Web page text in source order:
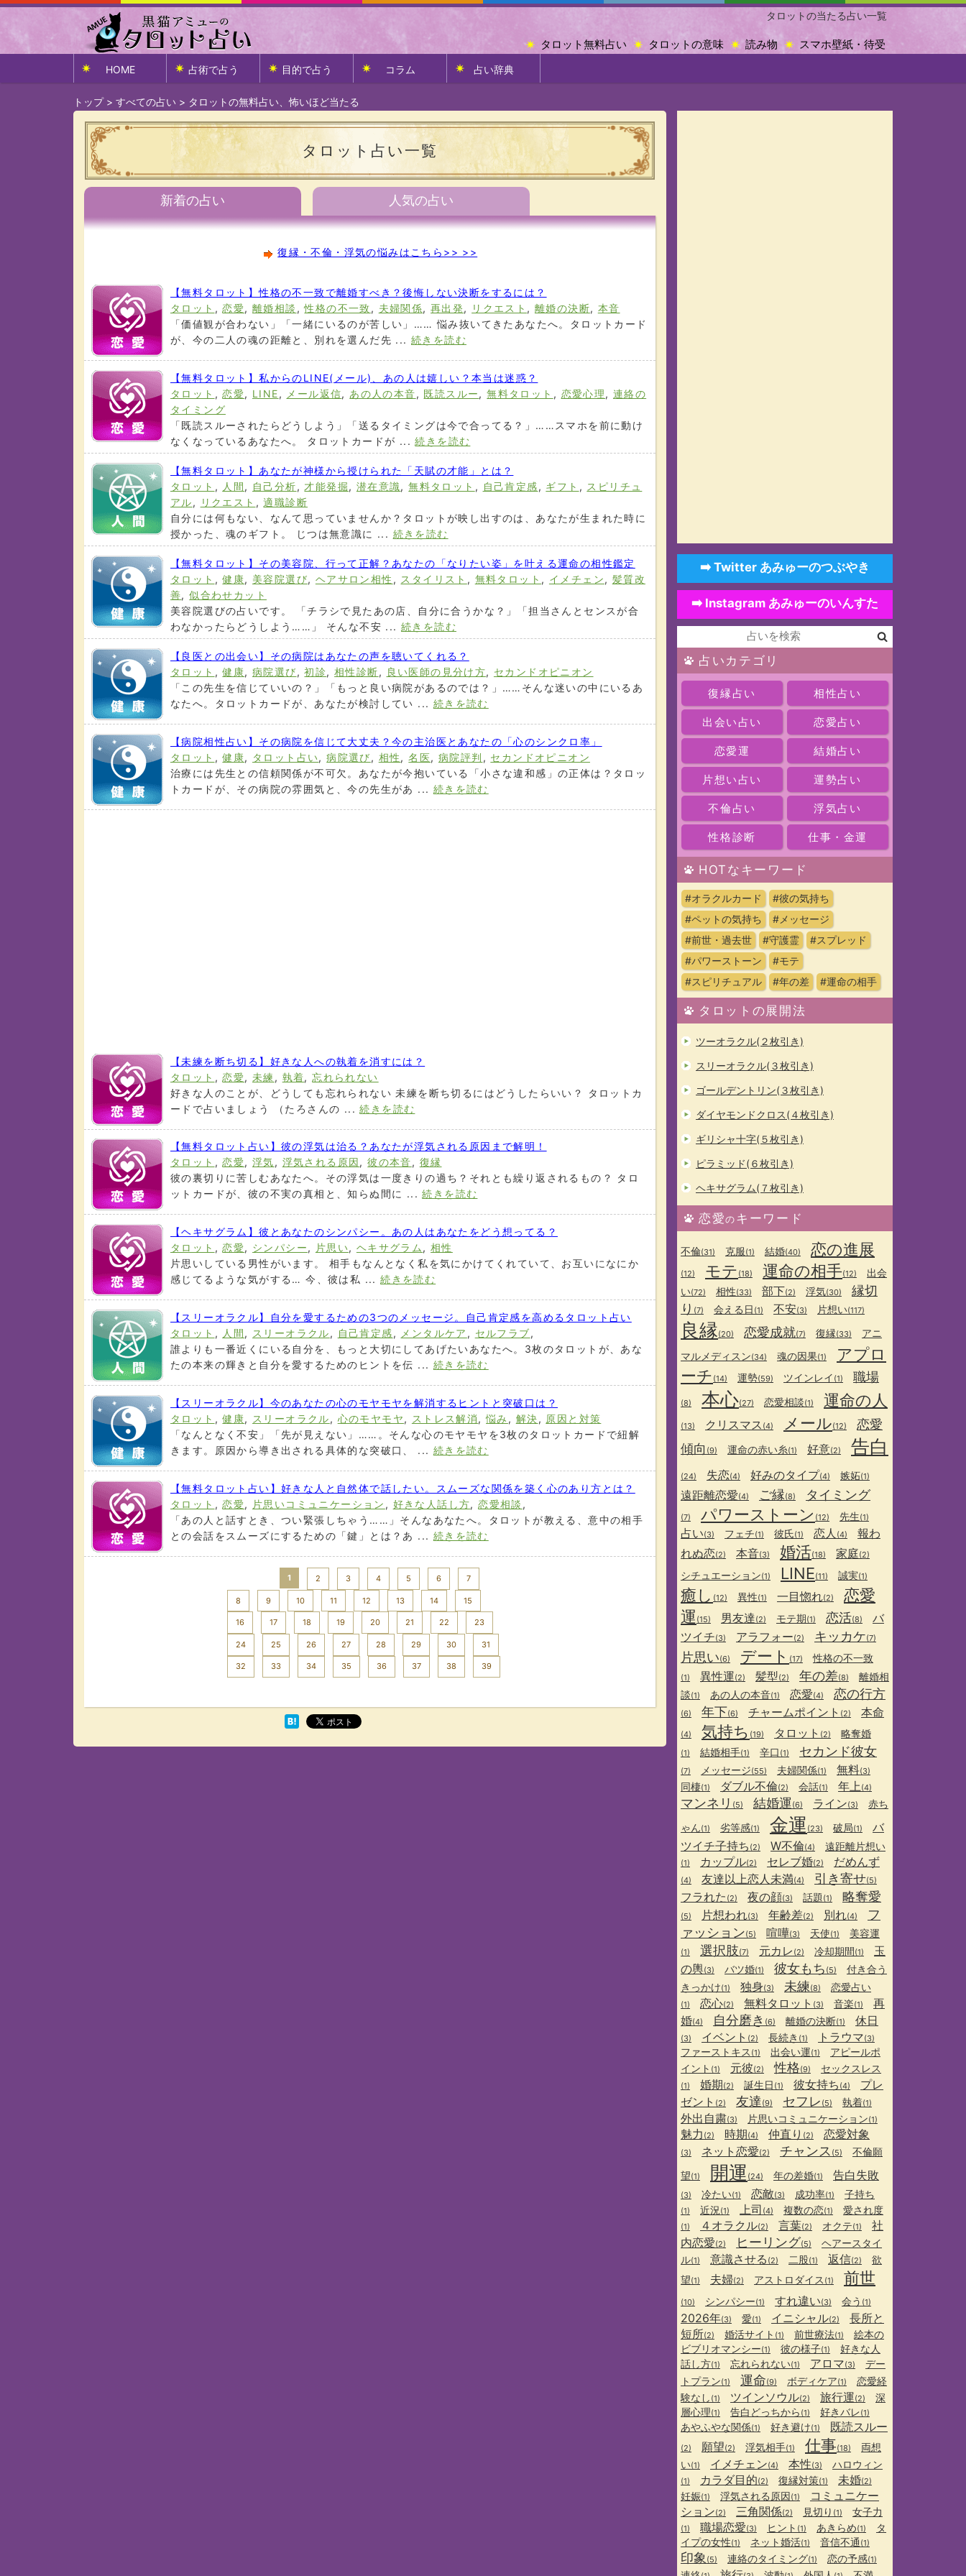
タロットの当たる占い一覧
スマホ壁紙・待受
読み物
タロットの意味
タロット無料占い
HOME 占術で占う 目的で占う コラム 占い辞典
トップ> すべての占い > タロットの無料占い、怖いほど当たる
タロット占い一覧
新着の占い 人気の占い
復縁・不倫・浮気の悩みはこちら>> >>
【無料タロット】性格の不一致で離婚すべき？後悔しない決断をするには？
タロット ,恋愛,離婚相談 ,性格の不一致, 夫婦関係,再出発, リクエスト , 離婚の決断, 本音
「価値観が合わない」「一緒にいるのが苦しい」…… 悩み抜いてきたあなたへ。タロットカード
が、今の二人の魂の距離と、別れを選んだ先 ... 続きを読む
【無料タロット】私からのLINE(メール)、あの人は嬉しい？本当は迷惑？
タロット ,恋愛, LINE, メール返信, あの人の本音, 既読スルー,無料タロット , 恋愛心理, 連絡の
タイミング
「既読スルーされたらどうしよう」「送るタイミングは今で合ってる？」……スマホを前に動け
なくなっているあなたへ。 タロットカードが ...続きを読む
【無料タロット】あなたが神様から授けられた「天賦の才能」とは？
タロット , 人間, 自己分析, 才能発掘, 潜在意識,無料タロット , 自己肯定感, ギフト , スピリチュ
アル, リクエスト ,適職診断
自分には何もない、なんて思っていませんか？タロットが映し出すのは、あなたが生まれた時に
授かった、魂のギフト。 じつは無意識に ... 続きを読む
【無料タロット】その美容院、行って正解？あなたの「なりたい姿」を叶える運命の相性鑑定
タロット ,健康, 美容院選び, ヘアサロン相性 , スタイリスト , 無料タロット , イメチェン, 髪質改
善,似合わせカット
美容院選びの占いです。 「チラシで見たあの店、自分に合うかな？」「担当さんとセンスが合
わなかったらどうしよう……」 そんな不安 ... 続きを読む
【良医との出会い】その病院はあなたの声を聴いてくれる？
タロット ,健康,病院選び,初診,相性診断, 良い医師の見分け方, セカンドオピニオン
「この先生を信じていいの？」「もっと良い病院があるのでは？」……そんな迷いの中にいるあ
なたへ。タロットカードが、あなたが検討してい ... 続きを読む
【病院相性占い】その病院を信じて大丈夫？今の主治医とあなたの「心のシンクロ率」
タロット ,健康, タロット占い,病院選び, 相性,名医, 病院評判 , セカンドオピニオン
治療には先生との信頼関係が不可欠。あなたが今抱いている「小さな違和感」の正体は？タロッ
トカードが、その病院の雰囲気と、今の先生があ ... 続きを読む
【未練を断ち切る】好きな人への執着を消すには？
タロット ,恋愛,未練 , 執着,忘れられない
好きな人のことが、どうしても忘れられない 未練を断ち切るにはどうしたらいい？ タロットカ
ードで占いましょう （たろさんの ...続きを読む
【無料タロット占い】彼の浮気は治る？あなたが浮気される原因まで解明！
タロット ,恋愛,浮気, 浮気される原因 ,彼の本音, 復縁
彼の裏切りに苦しむあなたへ。その浮気は一度きりの過ち？それとも繰り返されるもの？ タロ
ットカードが、彼の不実の真相と、知らぬ間に ...続きを読む
【ヘキサグラム】彼とあなたのシンパシー。あの人はあなたをどう想ってる？
タロット ,恋愛, シンパシー, 片思い, ヘキサグラム,相性
片思いしている男性がいます。 相手もなんとなく私を気にかけてくれていて、お互いになにか
感じてるような気がする… 今、彼は私 ...続きを読む
【スリーオラクル】自分を愛するための3つのメッセージ。自己肯定感を高めるタロット占い
タロット , 人間, スリーオラクル, 自己肯定感, メンタルケア , セルフラブ,
誰よりも一番近くにいる自分を、もっと大切にしてあげたいあなたへ。3枚のタロットが、あな
たの本来の輝きと自分を愛するためのヒントを伝 ... 続きを読む
【スリーオラクル】今のあなたの心のモヤモヤを解消するヒントと突破口は？
タロット ,健康, スリーオラクル, 心のモヤモヤ, ストレス解消,悩み , 解決, 原因と対策
「なんとなく不安」「先が見えない」……。そんな心のモヤモヤを3枚のタロットカードで紐解
きます。原因から導き出される具体的な突破口、 ... 続きを読む
【無料タロット占い】好きな人と自然体で話したい。スムーズな関係を築く心のあり方とは？
タロット ,恋愛, 片思いコミュニケーション , 好きな人話し方,恋愛相談 ,
「あの人と話すとき、つい緊張しちゃう……」そんなあなたへ。タロットが教える、意中の相手
との会話をスムーズにするための「鍵」とは？あ ... 続きを読む
1 2 3 4 5 6 7
8 9 10 11 12 13 14 15
16 17 18 19 20 21 22 23
24 25 26 27 28 29 30 31
32 33 34 35 36 37 38 39
➡️ Twitter あみゅーのつぶやき
➡️ Instagram あみゅーのいんすた
占いカテゴリ
復縁占い 相性占い
出会い占い 恋愛占い
恋愛運 結婚占い
片想い占い 運勢占い
不倫占い 浮気占い
性格診断 仕事・金運
HOTなキーワード
#オラクルカード
#彼の気持ち
#ペットの気持ち
#メッセージ
#前世・過去世
#守護霊
#スプレッド
#パワーストーン
#モテ
#スピリチュアル
#年の差 #運命の相手
タロットの展開法
ツーオラクル(２枚引き)
スリーオラクル(３枚引き)
ゴールデントリン(３枚引き)
ダイヤモンドクロス(４枚引き)
ギリシャ十字(５枚引き)
ピラミッド(６枚引き)
ヘキサグラム(７枚引き)
恋愛のキーワード
不倫(31) 克服(1) 結婚(40) 恋の進展
(12) モテ (18) 運命の相手(12)
出会
い(72) 相性(33) 部下(2) 浮気(30)
縁切
り (7) 会える日 (1) 不安(3) 片想い(117)
良縁(20) 恋愛成就(7) 復縁(33)
アニ
マルメディスン(34) 魂の因果(1)
アプロ
ーチ (14) 運勢(59) ツインレイ (1) 職場
(8) 本心(27) 恋愛相談(1) 運命の人
(13) クリスマス (4) メール(12)
恋愛
傾向 (9) 運命の赤い糸(1) 好意(2) 告白
(24) 失恋(4) 好みのタイプ(4) 嫉妬(1)
遠距離恋愛(4) ご縁(8) タイミング
(7) パワーストーン (12) 先生(1)
占い(3) フェチ(1) 彼氏(1) 恋人 (4)
報わ
れぬ恋(2) 本音(3) 婚活(18) 家庭(2)
シチュエーション(1) LINE(11) 誠実(1)
癒し (12) 異性(1) 一目惚れ(2)
恋愛
運 (15) 男友達(2) モテ期(1) 恋活(8)
バ
ツイチ(3) アラフォー(2) キッカケ(7)
片思い(6) デート (17) 性格の不一致
(1) 異性運(2) 髪型(2) 年の差(8)
離婚相
談(1) あの人の本音(1) 恋愛(4) 恋の行方
(6) 年下(6) チャームポイント (2) 本命
(4) 気持ち (19) タロット (2) 略奪婚
(1) 結婚相手(1) 辛口 (1) セカンド彼女
(7) メッセージ(55) 夫婦関係(1) 無料(3)
同棲(1) ダブル不倫(2) 会話(1) 年上(4)
マンネリ (5) 結婚運(6) ライン(3)
赤ち
ゃん(1) 劣等感(1) 金運 (23) 破局(1)
バ
ツイチ子持ち (2) W不倫(4) 遠距離片想い
(1) カップル(2) セレブ婚(2) だめんず
(4) 友達以上恋人未満(4) 引き寄せ(5)
フラれた (2) 夜の顔(3) 話題(1) 略奪愛
(5) 片想われ(3) 年齢差(2) 別れ(4)
フ
ァッション(5) 喧嘩(3) 天使(1) 美容運
(1) 選択肢(7) 元カレ (2) 冷却期間(1)
玉
の輿(3) バツ婚(1) 彼女もち (5)
付き合う
きっかけ(1) 独身(3) 未練(8) 恋愛占い
(1) 恋心(2) 無料タロット (3) 音楽(1)
再
婚(4) 自分磨き (6) 離婚の決断(1) 休日
(3) イベント (2) 長続き (1) トラウマ(3)
ファーストキス (1) 出会い運(1)
アピールポ
イント (1) 元彼(2) 性格(9) セックスレス
(1) 婚期(2) 誕生日 (1) 彼女持ち (4)
プレ
ゼント (2) 友達 (9) セフレ (5) 執着(1)
外出自粛(3) 片思いコミュニケーション(1)
魅力 (2) 時期(4) 仲直り (2) 恋愛対象
(3) ネット恋愛(2) チャンス (5)
不倫願
望(1) 開運 (24) 年の差婚(1) 告白失敗
(3) 冷たい(1) 恋敵(3) 成功率(1) 子持ち
(1) 近況 (1) 上司 (4) 複数の恋(1) 愛され度
(1) ４オラクル(2) 言葉(2) オクテ(1)
社
内恋愛(2) ヒーリング(5)
ヘアースタイ
ル(1) 意識させる (2) 二股(1) 返信(2)
欲
望(1) 夫婦(2) アストロダイス (1) 前世
(10) シンパシー(1) すれ違い(3) 会う (1)
2026年(3) 愛(1) イニシャル(2)
長所と
短所(2) 婚活サイト (1) 前世療法(1)
絵本の
ビブリオマンシー(1) 彼の様子(1)
好きな人
話し方(1) 忘れられない(1) アロマ(3)
デー
トプラン(1) 運命(9) ボディケア(1)
恋愛経
験なし (1) ツインソウル(2) 旅行運(2)
深
層心理(1) 告白どっちから (1) 好きバレ(1)
あやふやな関係(1) 好き避け(1) 既読スルー
(2) 願望(2) 浮気相手(1) 仕事(18)
両想
い(1) イメチェン(4) 本性(3) ハロウィン
(1) カラダ目的(2) 復縁対策(1) 未婚(2)
妊娠(1) 浮気される原因(1)
コミュニケー
ション(2) 三角関係(2) 見切り (1) 女子力
(1) 職場恋愛(3) ヒント (1) あきらめ(1)
タ
イプの女性(1) ネット婚活(1) 音信不通 (1)
印象 (5) 連絡のタイミング(1) 恋の予感(1)